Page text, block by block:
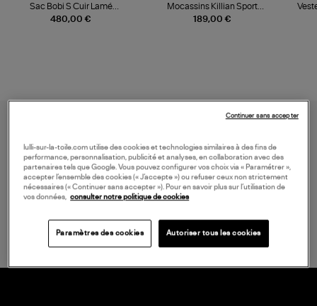
480,00 €
Sac Bobi S Cuir Lamé
Champagne
189,00 €
Mocassins Killian Sport
Mousse
LIVRAISON GRATUITE
lulli-sur-la-toile.com utilise des cookies et technologies similaires à des fins de
performance, personnalisation, publicité et analyses, en collaboration avec des
partenaires tels que Google. Vous pouvez configurer vos choix via « Paramétrer »,
accepter l’ensemble des cookies (« J’accepte ») ou refuser ceux non strictement
nécessaires (« Continuer sans accepter »). Pour en savoir plus sur l’utilisation de
vos données, consulter notre politique de cookies
Paramètres des cookies Autoriser tous les cookies
Continuer sans accepter